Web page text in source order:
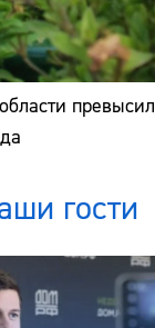
гости